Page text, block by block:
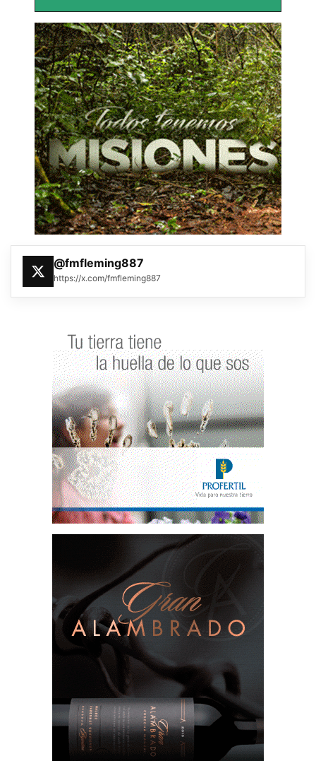
@fmfleming887
https://x.com/fmfleming887